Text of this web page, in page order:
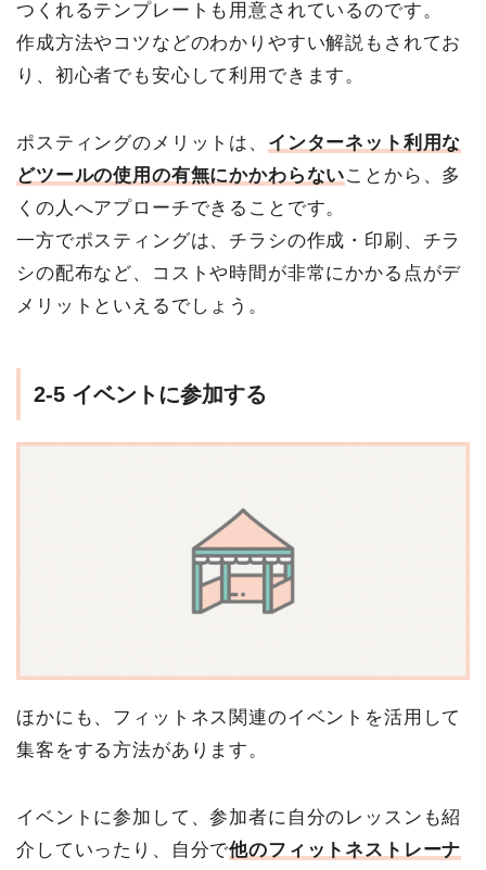
つくれるテンプレートも用意されているのです。
作成方法やコツなどのわかりやすい解説もされてお
り、初心者でも安心して利用できます。
ポスティングのメリットは、 インターネット利用な
どツールの使用の有無にかかわらないことから、多
くの人へアプローチできることです。
一方でポスティングは、チラシの作成・印刷、チラ
シの配布など、コストや時間が非常にかかる点がデ
メリットといえるでしょう。
2-5 イベントに参加する
ほかにも、フィットネス関連のイベントを活用して
集客をする方法があります。
イベントに参加して、参加者に自分のレッスンも紹
介していったり、自分で他のフィットネストレーナ